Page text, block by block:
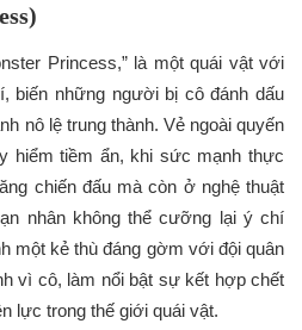
Princess,” là một quái vật với
biến những người bị cô đánh dấu
nô lệ trung thành. Vẻ ngoài quyến
hiểm tiềm ẩn, khi sức mạnh thực
chiến đấu mà còn ở nghệ thuật
nhân không thể cưỡng lại ý chí
một kẻ thù đáng gờm với đội quân
vì cô, làm nổi bật sự kết hợp chết
lực trong thế giới quái vật.